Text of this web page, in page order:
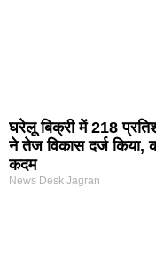
घरेलू बिक्री में 218
ने तेज विकास दर्ज किया,
कदम
News Desk Jagran